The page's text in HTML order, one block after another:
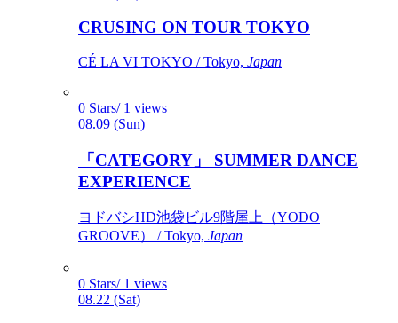
CRUSING ON TOUR TOKYO
CÉ LA VI TOKYO / Tokyo, Japan
0 Stars/ 1 views
08.09 (Sun)
「CATEGORY」 SUMMER DANCE
EXPERIENCE
ヨドバシHD池袋ビル9階屋上（YODO
GROOVE） / Tokyo, Japan
0 Stars/ 1 views
08.22 (Sat)